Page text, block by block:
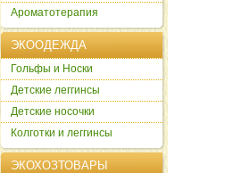
Ароматотерапия
ЭКООДЕЖДА
Гольфы и Носки
Детские леггинсы
Детские носочки
Колготки и леггинсы
ЭКОХОЗТОВАРЫ